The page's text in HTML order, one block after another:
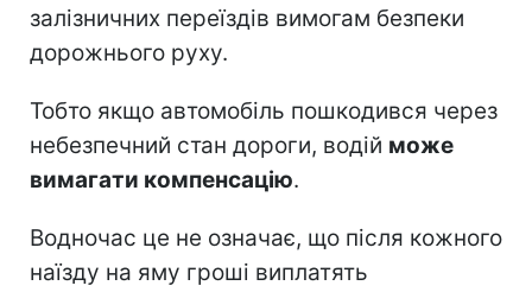
залізничних переїздів вимогам безпеки
дорожнього руху.
Тобто якщо автомобіль пошкодився через
небезпечний стан дороги, водій може
вимагати компенсацію.
Водночас це не означає, що після кожного
наїзду на яму гроші виплатять